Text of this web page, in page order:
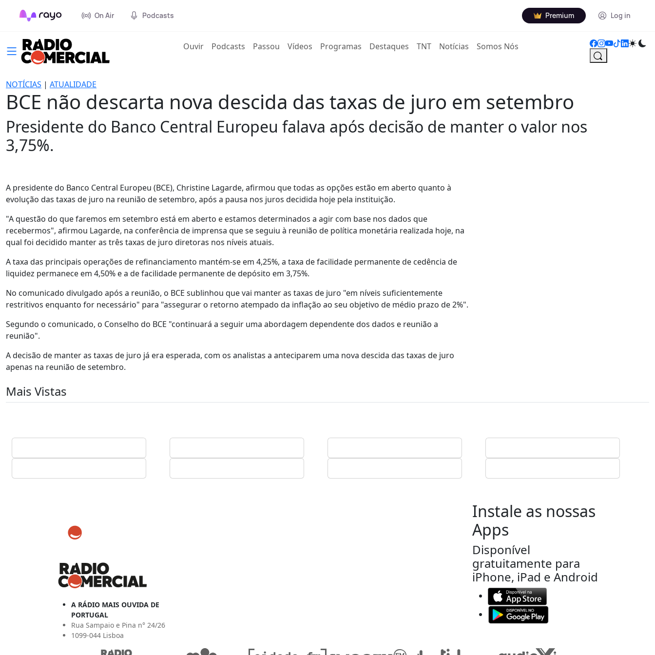
On Air Podcasts Premium Log in
Ouvir(current)
Podcasts Passou Vídeos Programas Destaques TNT Notícias Somos Nós
NOTÍCIAS | ATUALIDADE
BCE não descarta nova descida das taxas de juro em setembro
Presidente do Banco Central Europeu falava após decisão de manter o valor nos
3,75%.
A presidente do Banco Central Europeu (BCE), Christine Lagarde, afirmou que todas as opções estão em aberto quanto à
evolução das taxas de juro na reunião de setembro, após a pausa nos juros decidida hoje pela instituição.
"A questão do que faremos em setembro está em aberto e estamos determinados a agir com base nos dados que
recebermos", afirmou Lagarde, na conferência de imprensa que se seguiu à reunião de política monetária realizada hoje, na
qual foi decidido manter as três taxas de juro diretoras nos níveis atuais.
A taxa das principais operações de refinanciamento mantém-se em 4,25%, a taxa de facilidade permanente de cedência de
liquidez permanece em 4,50% e a de facilidade permanente de depósito em 3,75%.
No comunicado divulgado após a reunião, o BCE sublinhou que vai manter as taxas de juro "em níveis suficientemente
restritivos enquanto for necessário" para "assegurar o retorno atempado da inflação ao seu objetivo de médio prazo de 2%".
Segundo o comunicado, o Conselho do BCE "continuará a seguir uma abordagem dependente dos dados e reunião a
reunião".
A decisão de manter as taxas de juro já era esperada, com os analistas a anteciparem uma nova descida das taxas de juro
apenas na reunião de setembro.
Mais Vistas
A RÁDIO MAIS OUVIDA DE
PORTUGAL
Rua Sampaio e Pina n° 24/26
1099-044 Lisboa
Instale as nossas
Apps
Disponível
gratuitamente para
iPhone, iPad e Android